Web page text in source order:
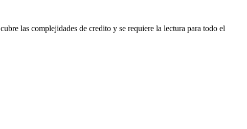
cubre las complejidades de credito y se requiere la lectura para todo el